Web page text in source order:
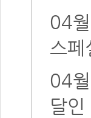
04
스페
04
달인